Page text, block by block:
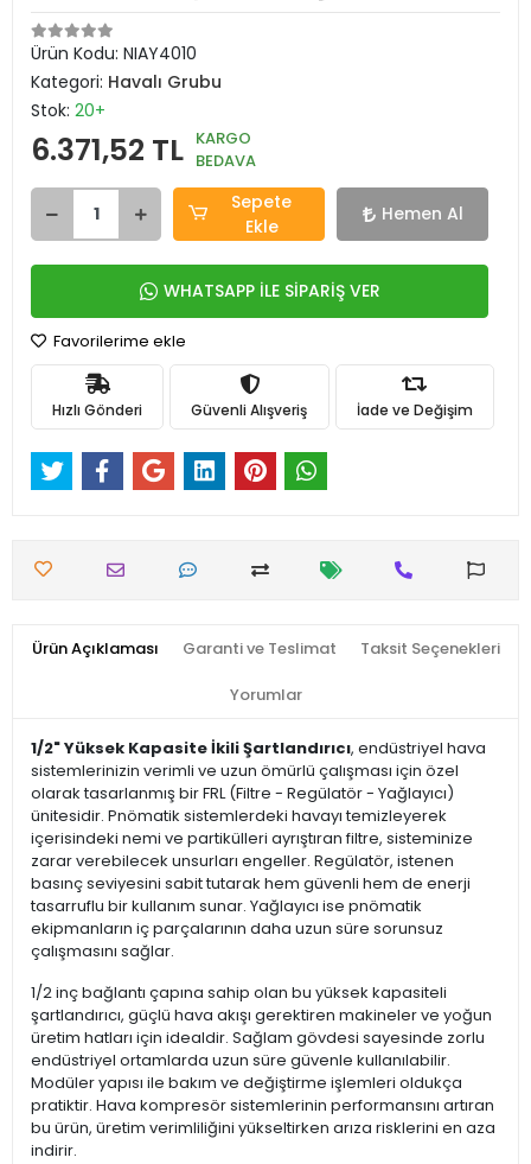
Ürün Kodu: NIAY4010
Kategori: Havalı Grubu
Stok: 20+
6.371,52 TL KARGO
BEDAVA
Sepete
Ekle
Hemen Al
WHATSAPP İLE SİPARİŞ VER
Favorilerime ekle
Hızlı Gönderi Güvenli Alışveriş İade ve Değişim
Ürün Açıklaması Garanti ve Teslimat Taksit Seçenekleri
Yorumlar
1/2" Yüksek Kapasite İkili Şartlandırıcı, endüstriyel hava
sistemlerinizin verimli ve uzun ömürlü çalışması için özel
olarak tasarlanmış bir FRL (Filtre - Regülatör - Yağlayıcı)
ünitesidir. Pnömatik sistemlerdeki havayı temizleyerek
içerisindeki nemi ve partikülleri ayrıştıran filtre, sisteminize
zarar verebilecek unsurları engeller. Regülatör, istenen
basınç seviyesini sabit tutarak hem güvenli hem de enerji
tasarruflu bir kullanım sunar. Yağlayıcı ise pnömatik
ekipmanların iç parçalarının daha uzun süre sorunsuz
çalışmasını sağlar.
1/2 inç bağlantı çapına sahip olan bu yüksek kapasiteli
şartlandırıcı, güçlü hava akışı gerektiren makineler ve yoğun
üretim hatları için idealdir. Sağlam gövdesi sayesinde zorlu
endüstriyel ortamlarda uzun süre güvenle kullanılabilir.
Modüler yapısı ile bakım ve değiştirme işlemleri oldukça
pratiktir. Hava kompresör sistemlerinin performansını artıran
bu ürün, üretim verimliliğini yükseltirken arıza risklerini en aza
indirir.